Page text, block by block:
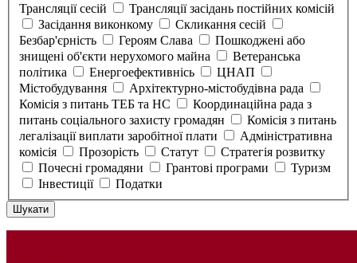
Трансляції сесій
Трансляції засідань постійних комісій
Засідання виконкому
Скликання сесій
Безбар'єрність
Героям Слава
Пошкоджені або
знищені об'єкти нерухомого майна
Ветеранська
політика
Енергоефективнісь
ЦНАП
Містобудування
Архітектурно-містобудівна рада
Комісія з питань ТЕБ та НС
Координаційна рада з
питань соціального захисту громадян
Комісія з питань
легалізації виплати заробітної плати
Адміністративна
комісія
Прозорість Статут
Стратегія розвитку
Почесні громадяни
Грантові програми
Туризм
Інвестиції
Податки
Шукати